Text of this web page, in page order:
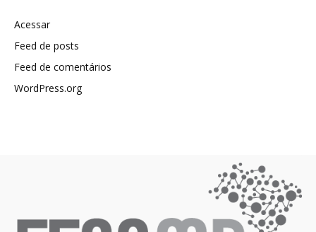
Acessar
Feed de posts
Feed de comentários
WordPress.org